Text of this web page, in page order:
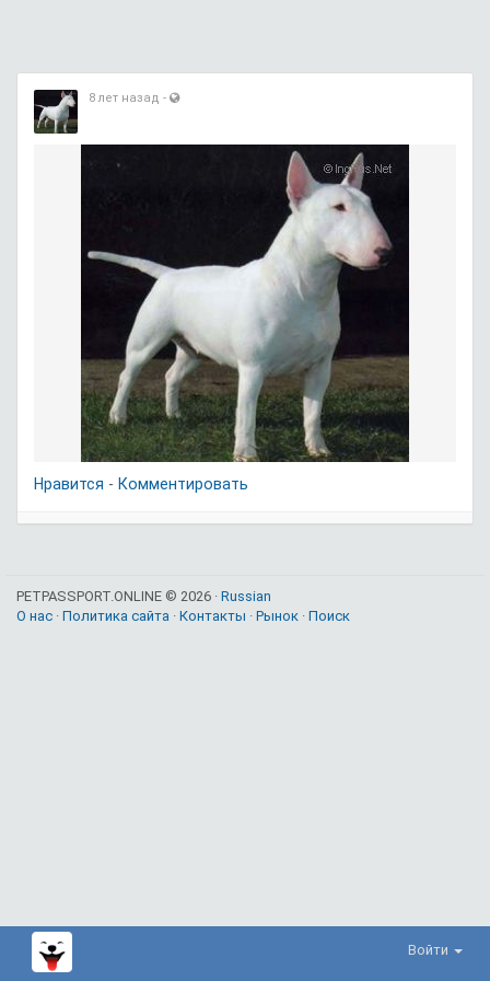
Войти
8 лет назад -
Нравится - Комментировать
PETPASSPORT.ONLINE © 2026 · Russian
О нас · Политика сайта · Контакты · Рынок · Поиск